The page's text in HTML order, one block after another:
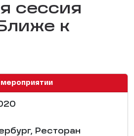
сессия
к
Ресторан